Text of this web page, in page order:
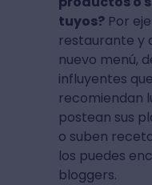
tuyos?Por
restaurante y
nuevo menú,
influyentes
recomiendan
postean sus
o suben
los puedes
bloggers.